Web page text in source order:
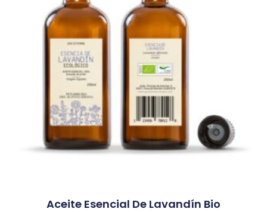
Aceite Esencial De Lavandín Bio